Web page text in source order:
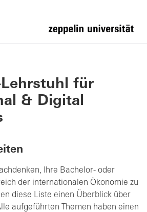
Lehrstuhl für
& Digital
Ihre Bachelor- oder
der internationalen Ökonomie zu
diese Liste einen Überblick über
aufgeführten Themen haben einen